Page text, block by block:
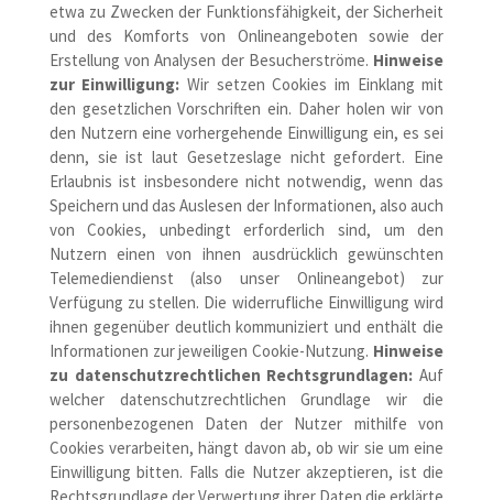
etwa zu Zwecken der Funktionsfähigkeit, der Sicherheit
und des Komforts von Onlineangeboten sowie der
Erstellung von Analysen der Besucherströme. Hinweise
zur Einwilligung:Wir setzen Cookies im Einklang mit
den gesetzlichen Vorschriften ein. Daher holen wir von
den Nutzern eine vorhergehende Einwilligung ein, es sei
denn, sie ist laut Gesetzeslage nicht gefordert. Eine
Erlaubnis ist insbesondere nicht notwendig, wenn das
Speichern und das Auslesen der Informationen, also auch
von Cookies, unbedingt erforderlich sind, um den
Nutzern einen von ihnen ausdrücklich gewünschten
Telemediendienst (also unser Onlineangebot) zur
Verfügung zu stellen. Die widerrufliche Einwilligung wird
ihnen gegenüber deutlich kommuniziert und enthält die
Informationen zur jeweiligen Cookie-Nutzung. Hinweise
zu datenschutzrechtlichen Rechtsgrundlagen:Auf
welcher datenschutzrechtlichen Grundlage wir die
personenbezogenen Daten der Nutzer mithilfe von
Cookies verarbeiten, hängt davon ab, ob wir sie um eine
Einwilligung bitten. Falls die Nutzer akzeptieren, ist die